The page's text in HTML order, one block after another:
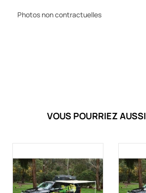
Photos non contractuelles
VOUS POURRIEZ